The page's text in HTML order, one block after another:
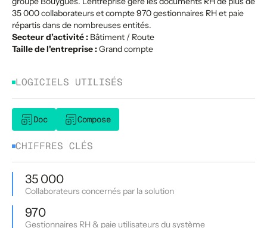
35 000 collaborateurs et compte 970 gestionnaires RH et paie
répartis dans de nombreuses entités.
Secteur d’activité : Bâtiment / Route
Taille de l'entreprise :Grand compte
LOGICIELS UTILISÉS
Doc Compose
CHIFFRES CLÉS
35 000
Collaborateurs concernés par la solution
970
Gestionnaires RH & paie utilisateurs du système